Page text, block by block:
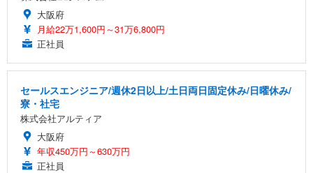
大阪府
月給22万1,600円～31万6,800円
正社員
セールスエンジニア/週休2日以上/土日両日固定休み/日曜休み/
寮・社宅
株式会社アルティア
大阪府
年収450万円～630万円
正社員